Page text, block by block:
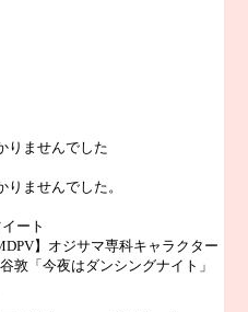
りませんでした
ませんでした。
ート
】オジサマ専科キャラクター
敦「今夜はダンシングナイト」